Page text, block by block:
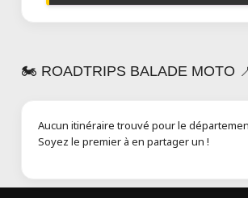
🏍️ ROADTRIPS BALADE MOTO
Aucun itinéraire trouvé pour le
Soyez le premier à en partager un !